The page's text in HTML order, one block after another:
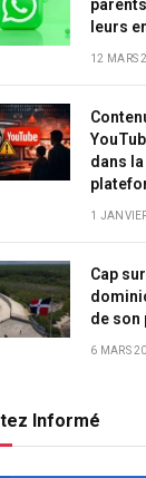
leurs
12 MARS
dans
1
Cap
de son
6 MARS
Informé